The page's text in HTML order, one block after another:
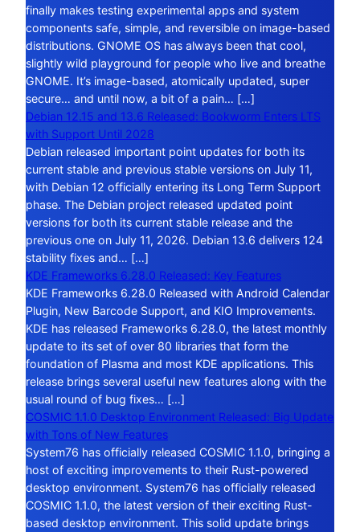
finally makes testing experimental apps and system
components safe, simple, and reversible on image-based
distributions. GNOME OS has always been that cool,
slightly wild playground for people who live and breathe
GNOME. It’s image-based, atomically updated, super
secure… and until now, a bit of a pain… […]
Debian 12.15 and 13.6 Released: Bookworm Enters LTS
with Support Until 2028
Debian released important point updates for both its
current stable and previous stable versions on July 11,
with Debian 12 officially entering its Long Term Support
phase. The Debian project released updated point
versions for both its current stable release and the
previous one on July 11, 2026. Debian 13.6 delivers 124
stability fixes and… […]
KDE Frameworks 6.28.0 Released: Key Features
KDE Frameworks 6.28.0 Released with Android Calendar
Plugin, New Barcode Support, and KIO Improvements.
KDE has released Frameworks 6.28.0, the latest monthly
update to its set of over 80 libraries that form the
foundation of Plasma and most KDE applications. This
release brings several useful new features along with the
usual round of bug fixes… […]
COSMIC 1.1.0 Desktop Environment Released: Big Update
with Tons of New Features
System76 has officially released COSMIC 1.1.0, bringing a
host of exciting improvements to their Rust-powered
desktop environment. System76 has officially released
COSMIC 1.1.0, the latest version of their exciting Rust-
based desktop environment. This solid update brings